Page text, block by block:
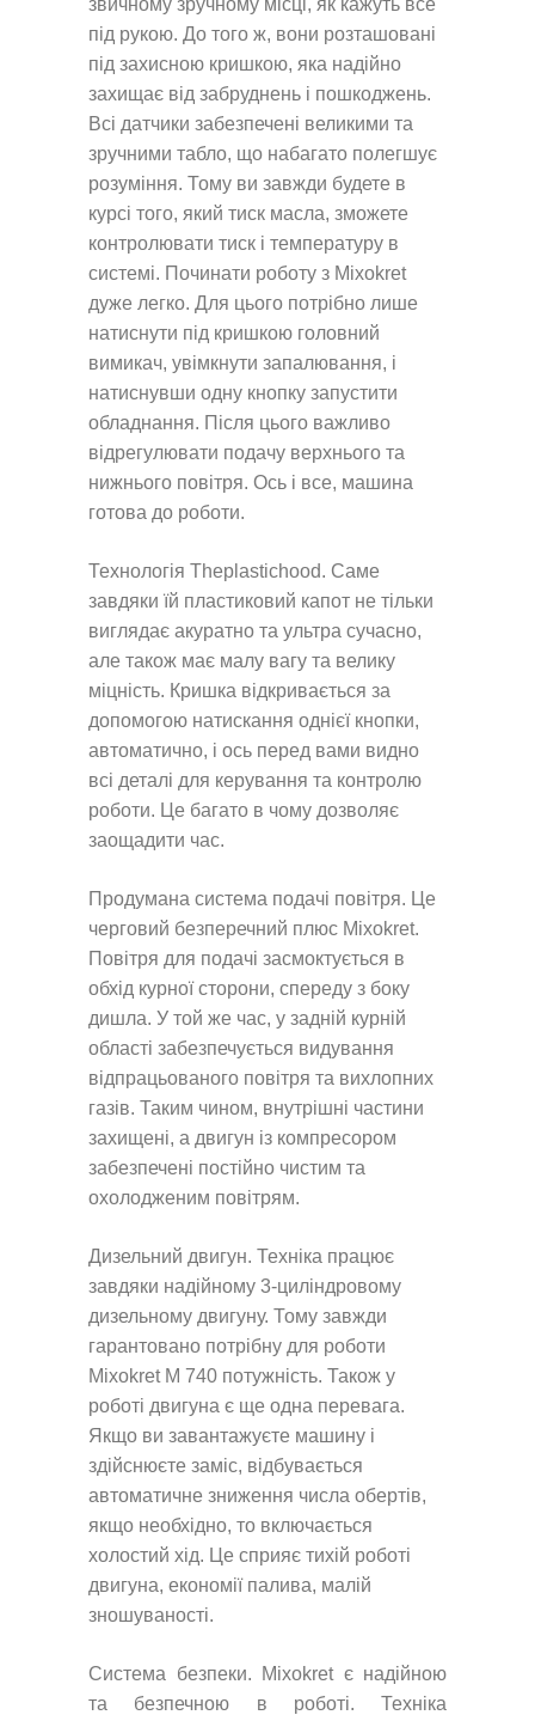
під рукою. До того ж, вони розташовані
під захисною кришкою, яка надійно
захищає від забруднень і пошкоджень.
Всі датчики забезпечені великими та
зручними табло, що набагато полегшує
розуміння. Тому ви завжди будете в
курсі того, який тиск масла, зможете
контролювати тиск і температуру в
системі. Починати роботу з Mixokret
дуже легко. Для цього потрібно лише
натиснути під кришкою головний
вимикач, увімкнути запалювання, і
натиснувши одну кнопку запустити
обладнання. Після цього важливо
відрегулювати подачу верхнього та
нижнього повітря. Ось і все, машина
готова до роботи.
Технологія Theplastichood. Саме
завдяки їй пластиковий капот не тільки
виглядає акуратно та ультра сучасно,
але також має малу вагу та велику
міцність. Кришка відкривається за
допомогою натискання однієї кнопки,
автоматично, і ось перед вами видно
всі деталі для керування та контролю
роботи. Це багато в чому дозволяє
заощадити час.
Продумана система подачі повітря. Це
черговий безперечний плюс Mixokret.
Повітря для подачі засмоктується в
обхід курної сторони, спереду з боку
дишла. У той же час, у задній курній
області забезпечується видування
відпрацьованого повітря та вихлопних
газів. Таким чином, внутрішні частини
захищені, а двигун із компресором
забезпечені постійно чистим та
охолодженим повітрям.
Дизельний двигун. Техніка працює
завдяки надійному 3-циліндровому
дизельному двигуну. Тому завжди
гарантовано потрібну для роботи
Mixokret М 740 потужність. Також у
роботі двигуна є ще одна перевага.
Якщо ви завантажуєте машину і
здійснюєте заміс, відбувається
автоматичне зниження числа обертів,
якщо необхідно, то включається
холостий хід. Це сприяє тихій роботі
двигуна, економії палива, малій
зношуваності.
Система безпеки. Mixokret є надійною
та безпечною в роботі. Техніка